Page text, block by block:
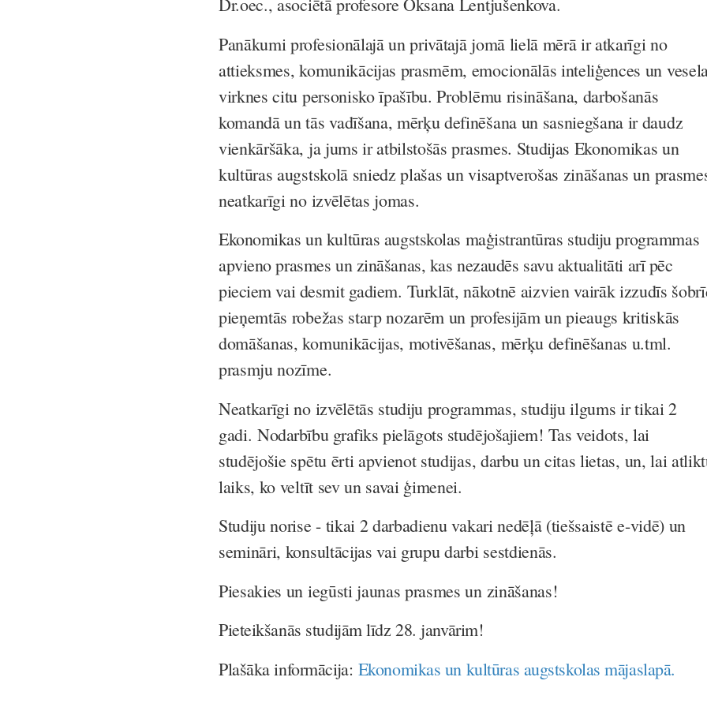
Panākumi profesionālajā un privātajā jomā lielā mērā ir atkarīgi no
attieksmes, komunikācijas prasmēm, emocionālās inteliģences un
virknes citu personisko īpašību. Problēmu risināšana, darbošanās
komandā un tās vadīšana, mērķu definēšana un sasniegšana ir daudz
vienkāršāka, ja jums ir atbilstošās prasmes. Studijas Ekonomikas un
kultūras augstskolā sniedz plašas un visaptverošas zināšanas un
neatkarīgi no izvēlētas jomas.
Ekonomikas un kultūras augstskolas maģistrantūras studiju programmas
apvieno prasmes un zināšanas, kas nezaudēs savu aktualitāti arī pēc
pieciem vai desmit gadiem. Turklāt, nākotnē aizvien vairāk izzudīs
pieņemtās robežas starp nozarēm un profesijām un pieaugs kritiskās
domāšanas, komunikācijas, motivēšanas, mērķu definēšanas u.tml.
prasmju nozīme.
Neatkarīgi no izvēlētās studiju programmas, studiju ilgums ir tikai 2
gadi.Nodarbību grafiks pielāgots studējošajiem!Tas veidots, lai
studējošie spētu ērti apvienot studijas, darbu un citas lietas, un, lai
laiks, ko veltīt sev un savai ģimenei.
Studiju norise - tikai 2 darbadienu vakari nedēļā (tiešsaistē e-vidē) un
semināri, konsultācijas vai grupu darbi sestdienās.
Piesakies un iegūsti jaunas prasmes un zināšanas!
Pieteikšanās studijām līdz 28. janvārim!
Plašāka informācija: Ekonomikas un kultūras augstskolas mājaslapā.